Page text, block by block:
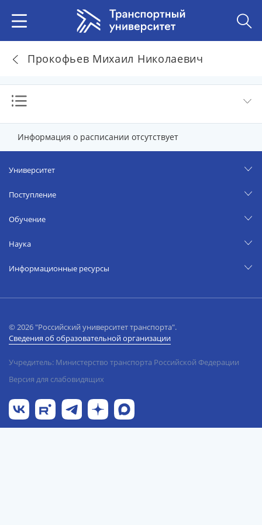
Прокофьев Михаил Николаевич
Информация о расписании отсутствует
Университет
Поступление
Обучение
Наука
Информационные ресурсы
© 2026 "Российский университет транспорта".
Сведения об образовательной организации
Учредитель: Министерство транспорта Российской Федерации
Версия для слабовидящих